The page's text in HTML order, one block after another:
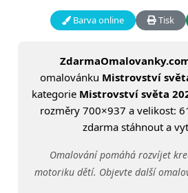
Barva online Tisk
omalovánku Mistrovství
kategorie Mistrovství světa
rozměry 700×937 a velikost:
zdarma stáhnout a
Omalování pomáhá rozvíjet
motoriku dětí. Objevte další